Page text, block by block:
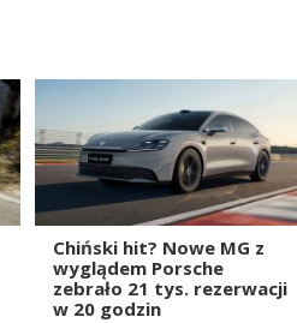
Chiński hit? Nowe MG z
wyglądem Porsche
zebrało 21 tys. rezerwacji
w 20 godzin